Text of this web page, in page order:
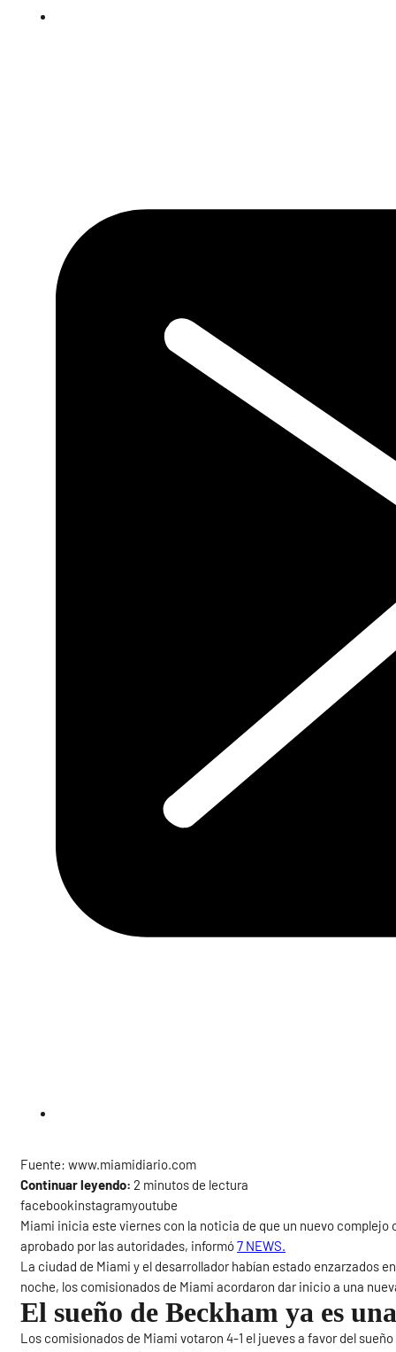
Fuente: www.miamidiario.com
Continuar leyendo: 2 minutos de lectura
facebookinstagramyoutube
Miami inicia este viernes con la noticia de que un nuevo
aprobado por las autoridades, informó7 NEWS.
La ciudad de Miami y el desarrollador habían estado enzarzados
noche, los comisionados de Miami acordaron dar inicio a una
El sueño de Beckham ya es
Los comisionados de Miami votaron 4-1 el jueves a favor del